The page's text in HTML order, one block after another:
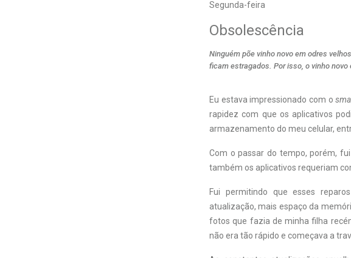
Segunda-feira
Obsolescência
Ninguém põe vinho novo em odres
ficam estragados. Por isso, o vinho
Eu estava impressionado com o
rapidez com que os aplicativos
armazenamento do meu celular,
Com o passar do tempo, porém,
também os aplicativos requeriam
Fui permitindo que esses
atualização, mais espaço da
fotos que fazia de minha filha
não era tão rápido e começava a